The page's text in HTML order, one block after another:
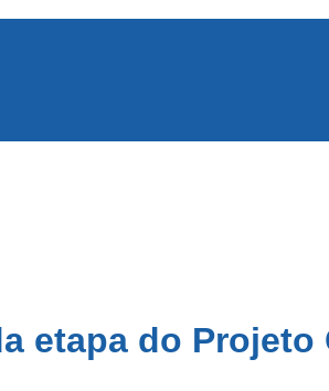
etapa do Projeto